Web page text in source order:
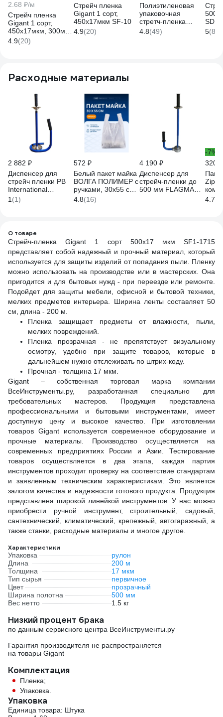
2.68 ₽/м
Стрейч пленка
Gigant 1 сорт,
450х17мкм, 300м
SF-13
4.9(20)
Стрейч пленка
Gigant 1 сорт,
450х17мкм SF-10
4.9(20)
Полиэтиленовая
упаковочная
стретч-пленка
XGLASS 500 мм, 17
мкм, 1,1 кг 190234
4.8(49)
SDM
5(8)
Расходные материалы
2 882 ₽
Диспенсер для
стрейч пленки PB
International
FD512T
PT00500010
1 (1)
572 ₽
Белый пакет майка
ВОЛГА ПОЛИМЕР с
ручками, 30х55 см,
20 мкм, 100 штук
Т3102
4.8(16)
4 190 ₽
Диспенсер для
стрейч-пленки до
500 мм FLAGMAN
-7%
320 ₽
Zip-
4.7
О товаре
Стрейч-пленка Gigant 1 сорт 500х17 мкм SF1-1715
представляет собой надежный и прочный материал, который
используется для защиты изделий от попадания пыли. Пленку
можно использовать на производстве или в мастерских. Она
пригодится и для бытовых нужд - при переезде или ремонте.
Подойдет для защиты мебели, офисной и бытовой техники,
мелких предметов интерьера. Ширина ленты составляет 50
см, длина - 200 м.
Пленка защищает предметы от влажности, пыли,
мелких повреждений.
Пленка прозрачная - не препятствует визуальному
осмотру, удобно при защите товаров, которые в
дальнейшем нужно отслеживать по штрих-коду.
Прочная - толщина 17 мкм.
Gigant – собственная торговая марка компании
ВсеИнструменты.ру, разработанная специально для
требовательных мастеров. Продукция представлена
профессиональными и бытовыми инструментами, имеет
доступную цену и высокое качество. При изготовлении
товаров Gigant используется современное оборудование и
прочные материалы. Производство осуществляется на
современных предприятиях России и Азии. Тестирование
товаров осуществляется в два этапа, каждая партия
инструментов проходит проверку на соответствие стандартам
и заявленным техническим характеристикам. Это является
залогом качества и надежности готового продукта. Продукция
представлена широкой линейкой инструментов. У нас можно
приобрести ручной инструмент, строительный, садовый,
сантехнический, климатический, крепежный, автогаражный, а
также станки, расходные материалы и многое другое.
Характеристики
Упаковка
рулон
Длина
200 м
Толщина
17 мкм
Тип сырья
первичное
Цвет
прозрачный
Ширина полотна
500 мм
Вес нетто
1.5 кг
Низкий процент брака
по данным сервисного центра ВсеИнструменты.ру
Гарантия производителя не распространяется
на товары Gigant
Комплектация
Пленка;
Упаковка.
Упаковка
Единица товара: Штука